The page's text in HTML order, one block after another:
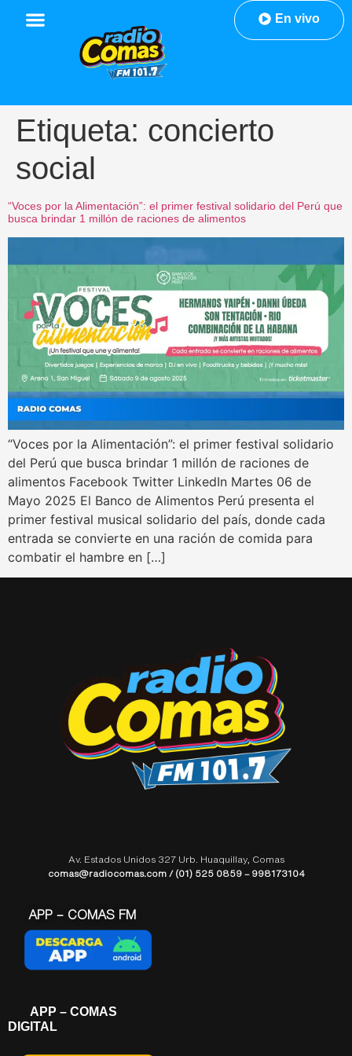
En vivo
Etiqueta: concierto
social
“Voces por la Alimentación”: el primer festival solidario del Perú que
busca brindar 1 millón de raciones de alimentos
“Voces por la Alimentación”: el primer festival solidario
del Perú que busca brindar 1 millón de raciones de
alimentos Facebook Twitter LinkedIn Martes 06 de
Mayo 2025 El Banco de Alimentos Perú presenta el
primer festival musical solidario del país, donde cada
entrada se convierte en una ración de comida para
combatir el hambre en […]
Av. Estados Unidos 327 Urb. Huaquillay, Comas
comas@radiocomas.com / (01) 525 0859 – 998173104
APP – COMAS FM
APP – COMAS
DIGITAL